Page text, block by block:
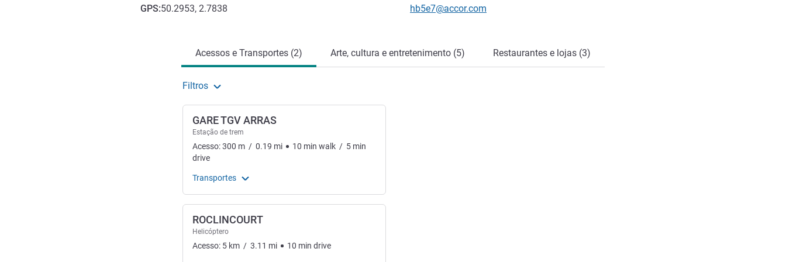
GPS:50.2953, 2.7838
E-mail de contacto
hb5e7@accor.com
Acessos e Transportes (2) Arte, cultura e entretenimento (5) Restaurantes e lojas (3)
Filtros
GARE TGV ARRAS
Estação de trem
Acesso:300 m / 0.19 mi 10 min walk / 5 min
drive
Transportes
ROCLINCOURT
Helicóptero
Acesso: 5 km / 3.11 mi 10 min drive